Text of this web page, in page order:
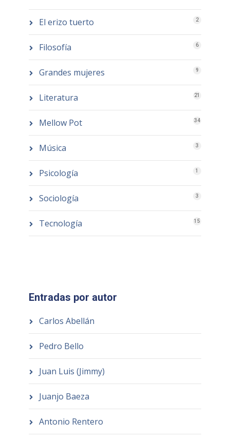
El erizo tuerto 2
Filosofía 6
Grandes mujeres 9
Literatura 21
Mellow Pot 34
Música 3
Psicología 1
Sociología 3
Tecnología 15
Entradas por autor
Carlos Abellán
Pedro Bello
Juan Luis (Jimmy)
Juanjo Baeza
Antonio Rentero